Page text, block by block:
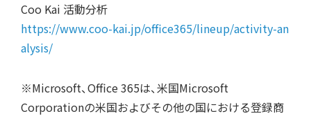
Coo Kai 活動分析
https://www.coo-kai.jp/office365/lineup/activity-an
alysis/
※Microsoft、Office 365は、米国Microsoft
Corporationの米国およびその他の国における登録商